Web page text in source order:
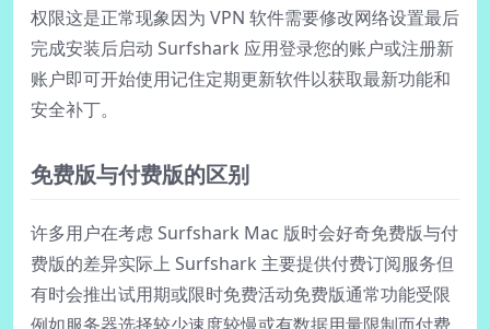
权限这是正常现象因为 VPN 软件需要修改网络设置最后
完成安装后启动 Surfshark 应用登录您的账户或注册新
账户即可开始使用记住定期更新软件以获取最新功能和
安全补丁。
免费版与付费版的区别
许多用户在考虑 Surfshark Mac 版时会好奇免费版与付
费版的差异实际上 Surfshark 主要提供付费订阅服务但
有时会推出试用期或限时免费活动免费版通常功能受限